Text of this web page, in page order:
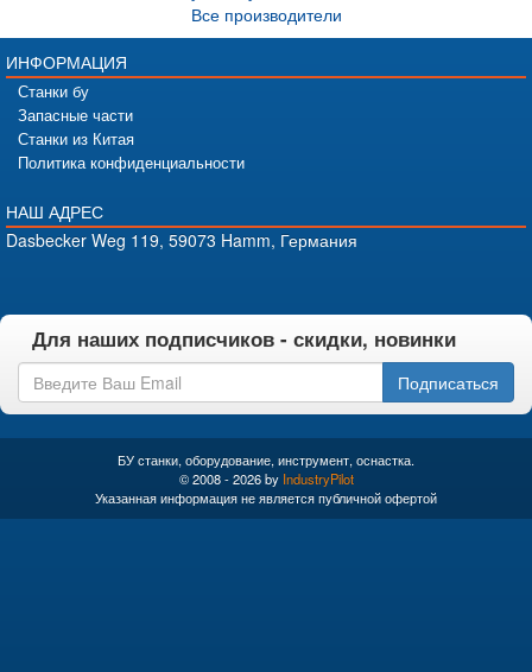
Все производители
ИНФОРМАЦИЯ
Станки бу
Запасные части
Станки из Китая
Политика конфиденциальности
НАШ АДРЕС
Dasbecker Weg 119, 59073 Hamm, Германия
Для наших подписчиков - скидки, новинки
Подписаться
БУ станки, оборудование, инструмент, оснастка.
© 2008 - 2026 by IndustryPilot
Указанная информация не является публичной офертой